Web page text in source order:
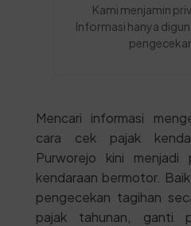
Kami menjamin
Informasi hanya
Mencari informasi
cara cek pajak
Purworejo kini menjadi
kendaraan bermotor.
pengecekan tagihan
pajak tahunan, ganti